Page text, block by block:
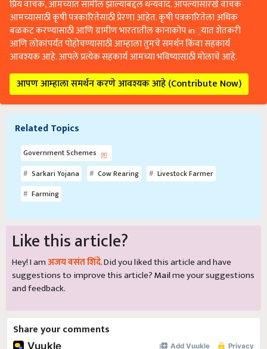
प्रिय वाचक, आमच्यात सामील झाल्याबद्दल धन्यवाद. आपल्यासारखे वाचक
आमच्यासाठी कृषी पत्रकारितेसाठी प्रेरणा आहेत. कृषी पत्रकारितेला अधिक
बळकट करण्यासाठी आणि ग्रामीण भारतातील कानाकोप in्यात शेतकरी
आणि लोकांपर्यंत पोहोचण्यासाठी आम्हाला तुमचे समर्थन किंवा सहकार्य
आवश्यक आहे. आपले प्रत्येक सहकार्य आमच्या भविष्यासाठी मोलाचे आहे.
आपण आम्हाला समर्थन करणे आवश्यक आहे (Contribute Now)
Related Topics
Government Schemes
Sarkari Yojana
Cow Rearing
Livestock Farmer
Farming
Like this article?
Hey! I amअजय वसंत शिंदे. Did you liked this article and have
suggestions to improve this article?Mailme your suggestions
and feedback.
Share your comments